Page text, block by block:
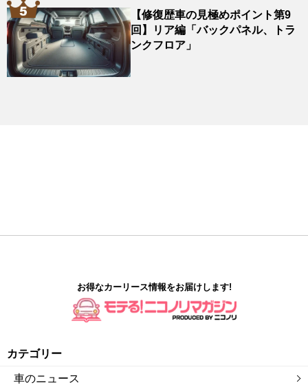
【修復歴車の見極めポイント第9
回】リア編「バックパネル、トラ
ンクフロア」
お得なカーリース情報をお届けします!
カテゴリー
車のニュース